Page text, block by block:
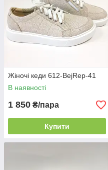
Жіночі кеди 612-BejRep-41
В наявності
1 850 ₴/пара
Купити